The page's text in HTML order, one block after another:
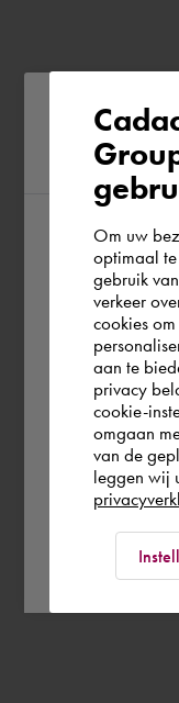
Please
region
According
the world.
you wish to
Schweiz
Rest of
Om uw
optimaal
gebruik
verkeer
cookies
aan te
privacy
cookie-
omgaan
van de
leggen wij